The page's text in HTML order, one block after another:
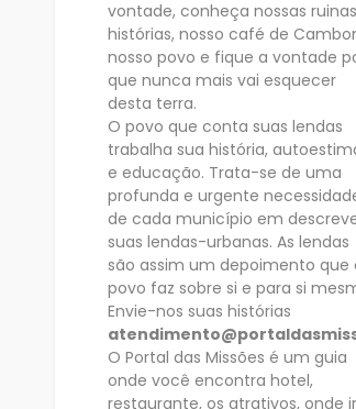
vontade, conheça nossas
histórias, nosso café de
nosso povo e fique a vontade
que nunca mais vai esquecer
desta terra.
O povo que conta suas lendas
trabalha sua história,
e educação. Trata-se de uma
profunda e urgente
de cada município em
suas lendas-urbanas. As lendas
são assim um depoimento que
povo faz sobre si e para si
Envie-nos suas histórias
O Portal das Missões é um guia
onde você encontra hotel,
restaurante, os atrativos, onde